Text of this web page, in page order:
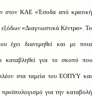
στον ΚΑΕ «Έσοδα από κρατική
«Διαγνωστικά Κέντρα». Το
έχει διανεμηθεί και με ποια
καταβληθεί για το σκοπό που
στα ταμεία του ΕΟΠΥΥ και
για την καταβολή